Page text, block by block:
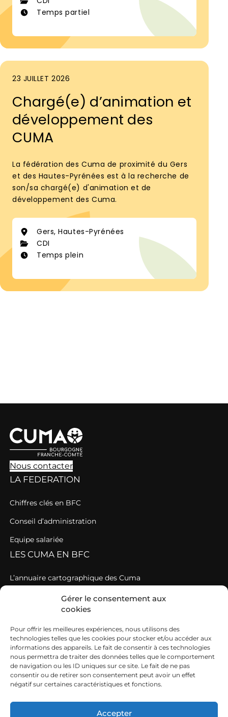
Gérer le consentement aux
cookies
Pour offrir les meilleures expériences, nous utilisons des
technologies telles que les cookies pour stocker et/ou accéder aux
informations des appareils. Le fait de consentir à ces technologies
nous permettra de traiter des données telles que le comportement
de navigation ou les ID uniques sur ce site. Le fait de ne pas
consentir ou de retirer son consentement peut avoir un effet
négatif sur certaines caractéristiques et fonctions.
Accepter
Temps partiel
23 JUILLET 2026
Chargé(e) d’animation et
développement des
CUMA
La fédération des Cuma de proximité du Gers
et des Hautes-Pyrénées est à la recherche de
son/sa chargé(e) d'animation et de
développement des Cuma.
Gers, Hautes-Pyrénées
CDI
Temps plein
Nous contacter
LA FEDERATION
Chiffres clés en BFC
Conseil d’administration
Equipe salariée
LES CUMA EN BFC
L’annuaire cartographique des Cuma
Les Cuma départementales
CHARGES DE MECANISATION
Calibrer ses prix
Les charges de mécanisation à la loupe en BFC
Efficience des chantiers en commun